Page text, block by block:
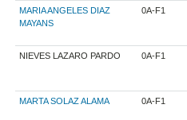
MARIA ANGELES DIAZ
MAYANS
0A-F1
NIEVES LAZARO PARDO 0A-F1
MARTA SOLAZ ALAMA 0A-F1